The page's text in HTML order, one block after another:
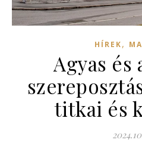
HÍREK,
Agyas és
titkai és